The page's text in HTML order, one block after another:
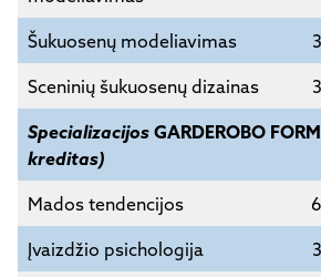
Šukuosenų modeliavimas 3
Sceninių šukuosenų dizainas 3
Specializacijos GARDEROBO
kreditas)
Mados tendencijos 6
Įvaizdžio psichologija 3